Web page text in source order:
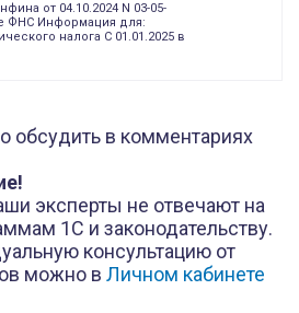
от 04.10.2024 N 03-05-
ФНС Информация для:
налога С 01.01.2025 в
обсудить в комментариях
эксперты не отвечают на
1С и законодательству.
консультацию от
можно в Личном кабинете